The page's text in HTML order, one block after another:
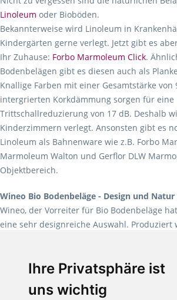
Ihre Privatsphäre ist
uns wichtig
Linoleum oder Bioböden.
Bekannterweise wird Linoleum in
Kindergärten gerne verlegt. Jetzt gibt es
Ihr Zuhause: Forbo Marmoleum Click.
Bodenbelägen gibt es diesen auch als
Knallige Farben mit einer Gesamtstärke
intergrierten Korkdämmung sorgen für eine
Trittschallreduzierung von 17 dB. Deshalb
Kinderzimmern verlegt. Ansonsten gibt es
Linoleum als Bahnenware wie z.B. Forbo
Marmoleum Walton und Gerflor DLW
Objektbereich.
Wineo Bio Bodenbeläge - Design und
Wineo, der Vorreiter für Bio Bodenbeläge
eine sehr designreiche Auswahl. Produziert
Weichmacher und Lösungsmittel. Mit allen
Verlegearten ist er für jegliche
Empfehlung:Wineo 1000 Multi Layer XXL.
Teppiche für ein angenehmes Laufgefühl